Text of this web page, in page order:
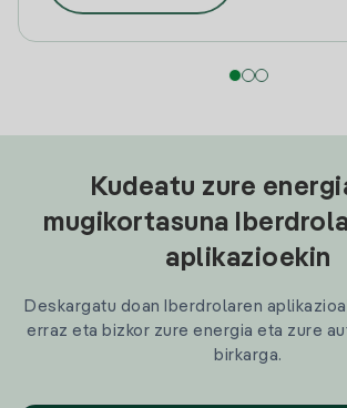
Kudeatu zure
mugikortasuna
aplikazioekin
Deskargatu doan Iberdrolaren
erraz eta bizkor zure energia eta zure
birkarga.